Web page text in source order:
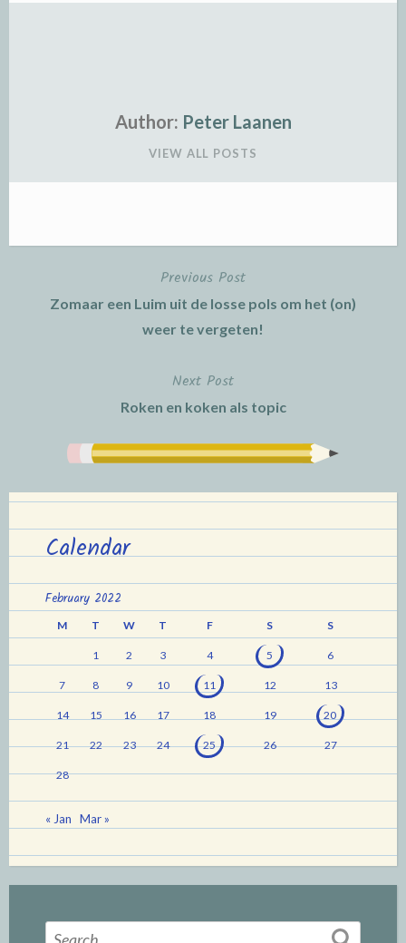
Author: Peter Laanen
VIEW ALL POSTS
Previous Post
Zomaar een Luim uit de losse pols om het (on)
weer te vergeten!
Next Post
Roken en koken als topic
Calendar
February 2022
M T W T F S S
1 2 3 4 5 6
7 8 9 10 11 12 13
14 15 16 17 18 19 20
21 22 23 24 25 26 27
28
« Jan Mar »
Search